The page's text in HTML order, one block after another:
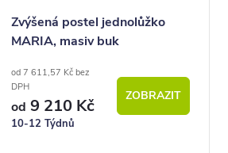
Zvýšená postel jednolůžko
MARIA, masiv buk
od 7 611,57 Kč bez
DPH
od 9 210 Kč
10-12 Týdnů
ZOBRAZIT